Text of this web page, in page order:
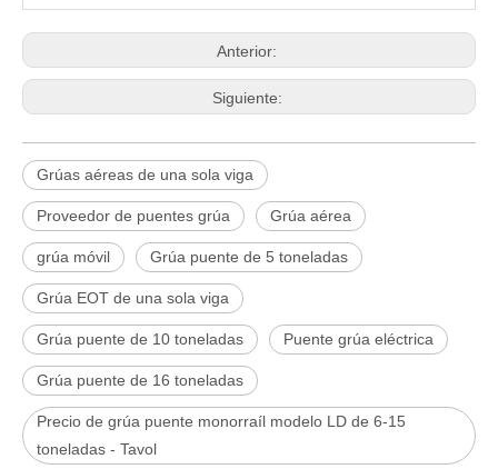
Anterior:
Siguiente:
Grúas aéreas de una sola viga
Proveedor de puentes grúa Grúa aérea
grúa móvil Grúa puente de 5 toneladas
Grúa EOT de una sola viga
Grúa puente de 10 toneladas Puente grúa eléctrica
Grúa puente de 16 toneladas
Precio de grúa puente monorraíl modelo LD de 6-15
toneladas - Tavol